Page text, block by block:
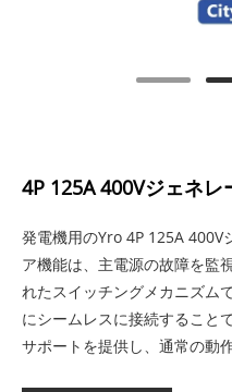
4P 125A 400Vジェネレ
発電機用のYro 4P 125A 400V
ア機能は、主電源の故障を監
れたスイッチングメカニズム
にシームレスに接続すること
サポートを提供し、通常の動